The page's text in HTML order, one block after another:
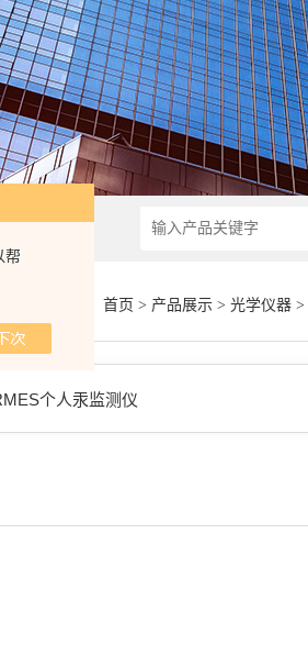
帮
首页 > 产品展示> 光学仪器>